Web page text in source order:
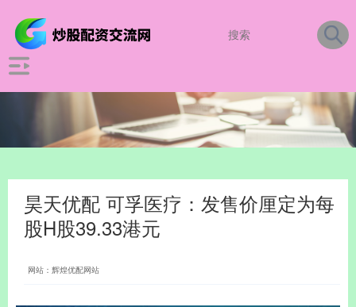
昊天优配 可孚医疗：发售价厘定为每
股H股39.33港元
网站：辉煌优配网站